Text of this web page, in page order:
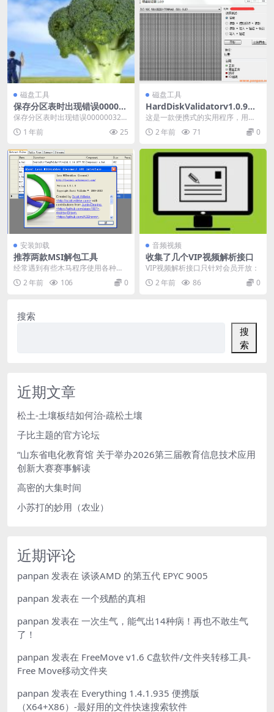
磁盘工具
保存分区表时出现错误000003
2
保存分区表时出现错误00000032
（或0000032）的核心解决方法是
使用Di...
1 年前 25
磁盘工具
HardDiskValidatorv1.0.9中
文绿色版-硬盘坏道扫描修复工
具-硬盘验证器
这是一款便携式的实用程序，用于
测试识别硬盘驱动器的坏扇区。 此
工具提供有关坏扇区...
2 年前 71 0
安装卸载
推荐两款MSI解包工具
经常遇到有些木马程序使用各种打
包工具打包，我们有时候想直接提
权安装包文件来分析，...
2 年前 106 0
音频视频
收集了几个VIP视频解析接口
VIP视频解析接口只针对会员开放：
2 年前
86 0
搜索
搜
索
近期文章
松土-土壤板结如何治-疏松土壤
子比主题的官方论坛
“山东省电化教育馆 关于举办2026第三届教育信息技术应用
创新大赛赛事解读
高密的大集时间
小苏打的妙用（农业）
近期评论
panpan 发表在 谈谈AMD 的第五代 EPYC 9005
panpan 发表在 一个残酷的真相
panpan 发表在 一次生气，能气出14种病！再也不敢生气
了！
panpan 发表在 FreeMove v1.6 C盘软件/文件夹转移工具-
Free Move移动文件夹
panpan 发表在 Everything 1.4.1.935 便携版
（X64+X86）-最好用的文件快速搜索软件